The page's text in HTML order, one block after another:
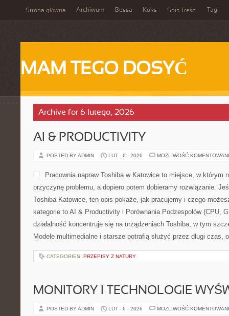
Strona główna Archiwum Bessa Koks Spis Treści Tagi
MAM TEGO DOSYĆ
Archive for 6 lutego, 2026
AI & PRODUCTIVITY
POSTED BY ADMIN LUT - 6 - 2026 MOŻLIWOŚĆ
Pracownia napraw Toshiba w Katowice to miejsce, w którym
przyczynę problemu, a dopiero potem dobieramy rozwiązanie.
Toshiba Katowice, ten opis pokaże, jak pracujemy i czego
kategorie to AI & Productivity i Porównania Podzespołów (CPU,
działalność koncentruje się na urządzeniach Toshiba, w tym
Modele multimedialne i starsze potrafią służyć przez długi czas,
CATEGORIES: PRZEPISY Z NATURY
MONITORY I TECHNOLOGIE
POSTED BY ADMIN LUT - 6 - 2026 MOŻLIWOŚĆ